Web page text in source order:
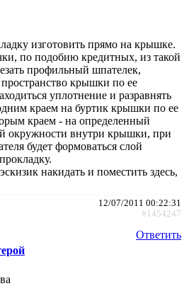
изготовить прямо на крышке.
по подобию кредитных, из такой
профильный шпателек,
крышки по ее
уплотнение и разравнять
краем на буртик крышки по ее
краем - на определенный
окружности внутри крышки, при
будет формоваться слой
накидать и поместить здесь,
12/07/2011 00:22:31
#1454247
Ответить